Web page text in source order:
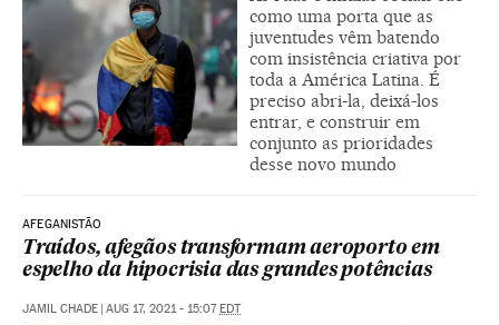
como uma porta que as
juventudes vêm batendo
com insistência criativa por
toda a América Latina. É
preciso abri-la, deixá-los
entrar, e construir em
conjunto as prioridades
desse novo mundo
AFEGANISTÃO
Traídos, afegãos transformam aeroporto em
espelho da hipocrisia das grandes potências
JAMIL CHADE AUG 17, 2021 - 15:07 EDT